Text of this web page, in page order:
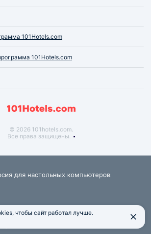
101Hotels.com
101Hotels.com
© 2026 101hotels.com.
Все права защищены.
для настольных компьютеров
данных
чтобы сайт работал лучше.